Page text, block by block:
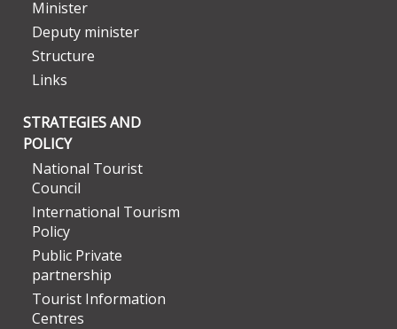
Minister
Deputy minister
Structure
Links
STRATEGIES AND
POLICY
National Tourist
Council
International Tourism
Policy
Public Private
partnership
Tourist Information
Centres